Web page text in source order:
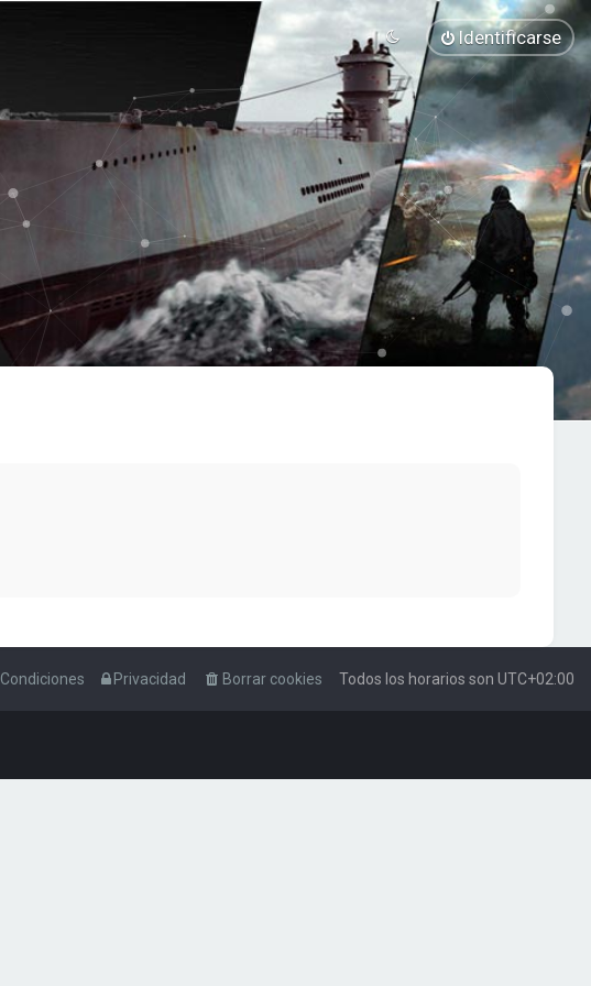
Identificarse
Todos los horarios son UTC+02:00
Borrar cookies
Privacidad
Condiciones